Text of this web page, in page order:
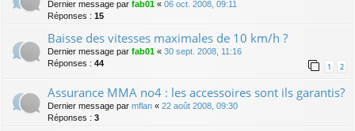
Dernier message par fab01 « 06 oct. 2008, 09:11
Réponses : 15
Baisse des vitesses maximales de 10 km/h ?
Dernier message par fab01 « 30 sept. 2008, 11:16
Réponses : 44 1 2
Assurance MMA no4 : les accessoires sont ils garantis?
Dernier message par mflan « 22 août 2008, 09:30
Réponses : 3